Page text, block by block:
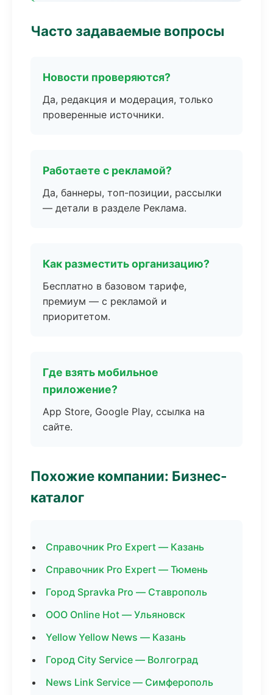
Часто задаваемые вопросы
Новости проверяются?
Да, редакция и модерация, только
проверенные источники.
Работаете с рекламой?
Да, баннеры, топ-позиции, рассылки
— детали в разделе Реклама.
Как разместить организацию?
Бесплатно в базовом тарифе,
премиум — с рекламой и
приоритетом.
Где взять мобильное
приложение?
App Store, Google Play, ссылка на
сайте.
Похожие компании: Бизнес-
каталог
Справочник Pro Expert — Казань
Справочник Pro Expert — Тюмень
Город Spravka Pro — Ставрополь
ООО Online Hot — Ульяновск
Yellow Yellow News — Казань
Город City Service — Волгоград
News Link Service — Симферополь